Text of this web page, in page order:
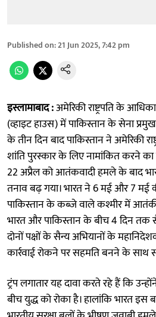
Published on:21 Jun 2025, 7:42 pm
इस्लामाबाद :अमेरिकी राष्ट्रपति के
(व्हाइट हाउस) में पाकिस्तान के सेना
के तीन दिन बाद पाकिस्तान ने अमेरिकी
शांति पुरस्कार के लिए नामांकित करने
22 अप्रैल को आतंकवादी हमले के बाद
तनाव बढ़ गया। भारत ने 6 मई और 7 मई
पाकिस्तान के कब्जे वाले कश्मीर में
भारत और पाकिस्तान के बीच 4 दिन तक
दोनों पक्षों के सैन्य अभियानों के
कार्रवाई रोकने पर सहमति बनने के साथ
ट्रंप लगातार यह दावा करते रहे हैं कि
बीच युद्ध को रोका है। हालांकि भारत इस